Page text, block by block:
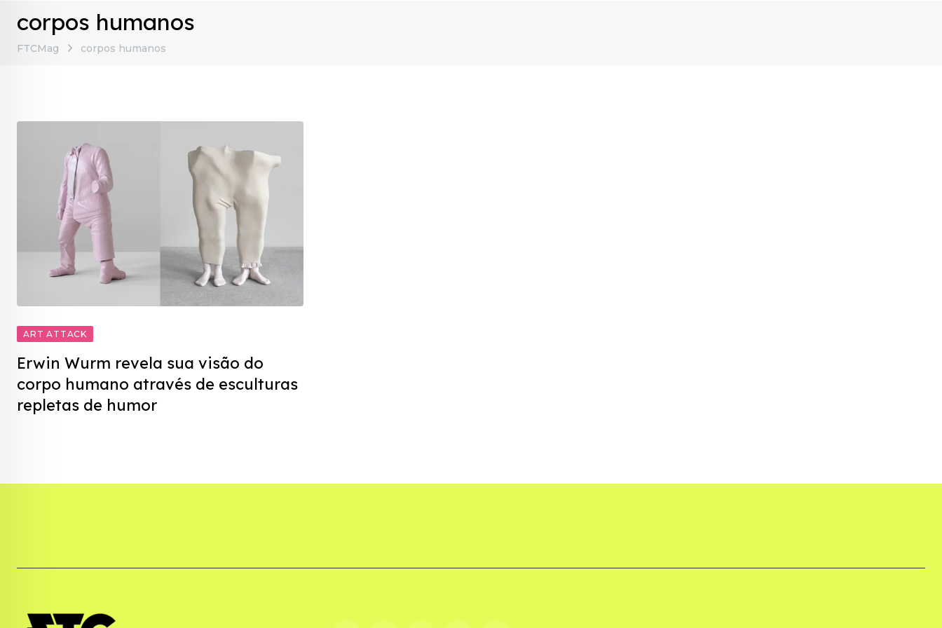
corpos humanos
FTCMag corpos humanos
ART ATTACK
Erwin Wurm revela sua visão do
corpo humano através de esculturas
repletas de humor